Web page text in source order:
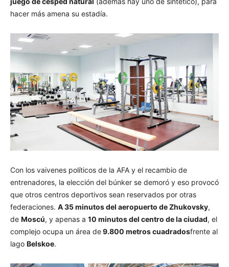
hacer más amena su estadía.
Con los vaivenes políticos de la AFA y el recambio de
entrenadores, la elección del búnker se demoró y eso provocó
que otros centros deportivos sean reservados por otras
federaciones. A 35 minutos del aeropuerto de Zhukovsky,
de Moscú, y apenas a 10 minutos del centro de la ciudad, el
complejo ocupa un área de9.800 metros cuadradosfrente al
lago Belskoe.